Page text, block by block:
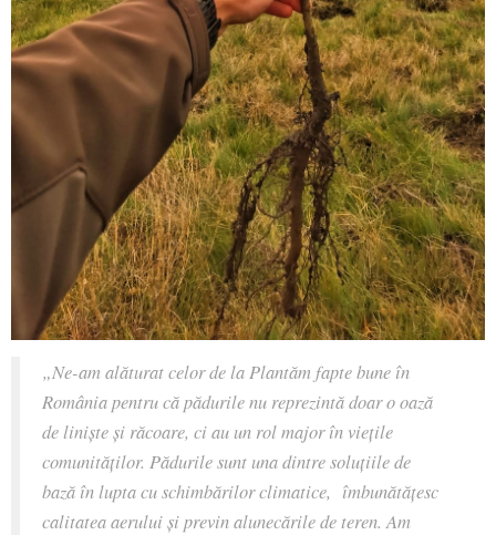
„Ne-am alăturat celor de la Plantăm fapte bune în
România pentru că pădurile nu reprezintă doar o oază
de liniște și răcoare, ci au un rol major în viețile
comunităților. Pădurile sunt una dintre soluțiile de
bază în lupta cu schimbărilor climatice, îmbunătățesc
calitatea aerului și previn alunecările de teren. Am